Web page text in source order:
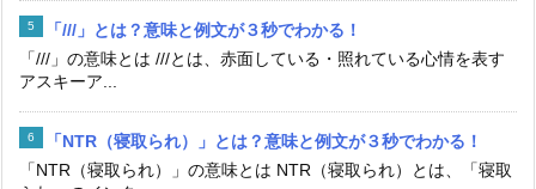
「///」とは？意味と例文が３秒でわかる！
「///」の意味とは ///とは、赤面している・照れている心情を表す
アスキーア...
「NTR（寝取られ）」とは？意味と例文が３秒でわかる！
「NTR（寝取られ）」の意味とは NTR（寝取られ）とは、「寝取